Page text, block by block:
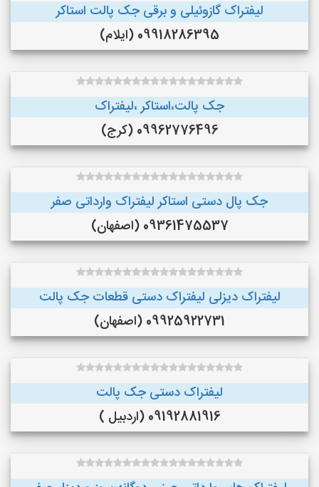
لیفتراک گازوئیلی و برقی جک پالت استاکر
09918286395 (ایلام)
جک پالت،استاکر ،لیفتراک
09962776496 (کرج)
جک پال دستی استاکر لیفتراک وارداتی صفر
09361475537 (اصفهان)
لیفتراک دیزلی لیفتراک دستی قطعات جک پالت
09925922731 (اصفهان)
لیفتراک دستی جک پالت
09192881916 (اردبیل )